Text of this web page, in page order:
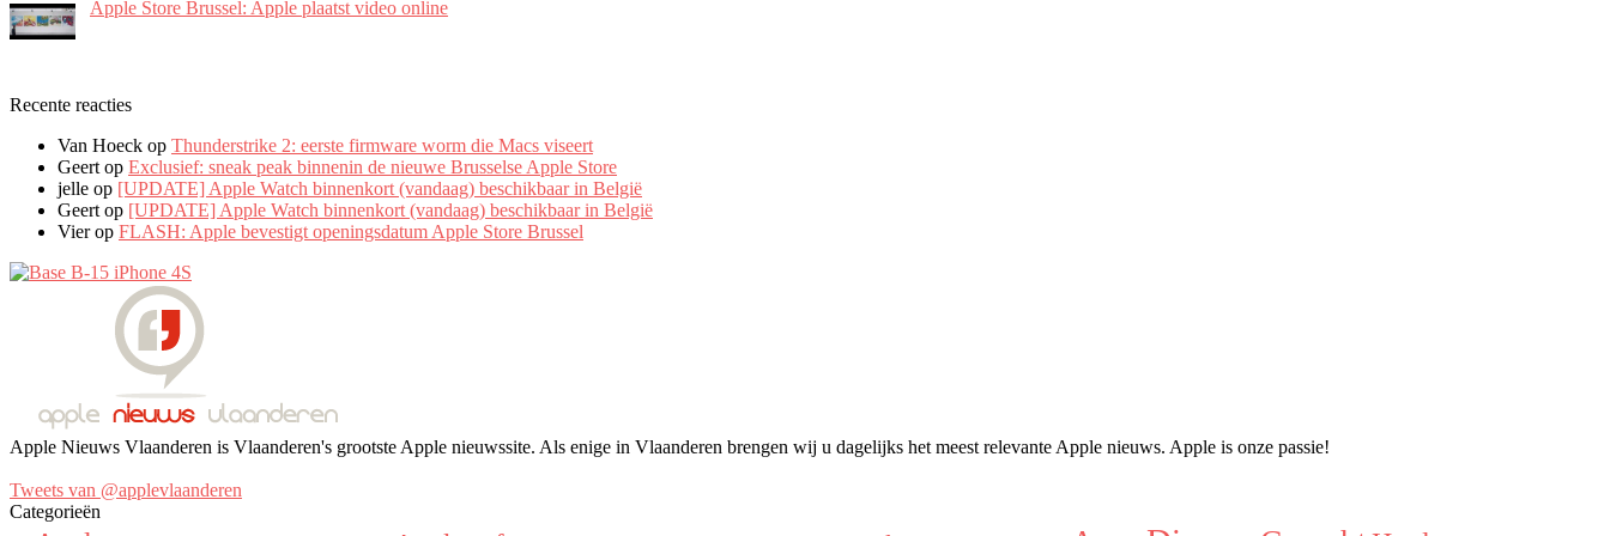
Apple Store Brussel: Apple plaatst video online
Recente reacties
Van Hoeck op Thunderstrike 2: eerste firmware worm die Macs viseert
Geertop Exclusief: sneak peak binnenin de nieuwe Brusselse Apple Store
jelle op [UPDATE] Apple Watch binnenkort (vandaag) beschikbaar in België
Geertop [UPDATE] Apple Watch binnenkort (vandaag) beschikbaar in België
Vierop FLASH: Apple bevestigt openingsdatum Apple Store Brussel
Apple Nieuws Vlaanderen is Vlaanderen's grootste Apple nieuwssite. Als enige in Vlaanderen brengen wij u dagelijks het meest relevante Apple nieuws. Apple is onze passie!
Tweets van @applevlaanderen
Categorieën